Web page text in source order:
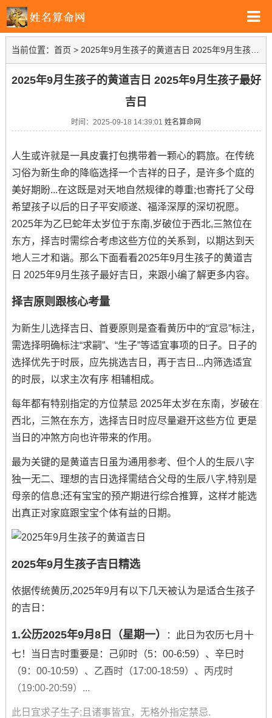
当前位置： 首页 > 2025年9月生孩子的黄道吉日 2025年9月生孩子最好吉日
2025年9月生孩子的黄道吉日 2025年9月生孩子最好
吉日
时间：2025-09-18 14:39:01 姓名算命网
人生或许就是一具皮囊打包携带着一颗心的羁旅。在传统
习俗为新生命的降临选择一个吉祥的日子，是许多个庭的
美好期盼...在这既是对天地自然规律的尊重;也寄托了父母
希望孩子以后的日子平安顺遂、福泽深厚的深切祝愿。
2025年为乙巳蛇年太岁位于东南,岁破位于西北,三煞位在
东方，择吉时需综合考虑这些方位的关系到，以期达到天
地人三才和谐。那么下面看看2025年9月生孩子的黄道吉
日 2025年9月生孩子最好吉日，来跟小编了解更多内容。
择吉原则跟核心考量
为新生儿选择吉日、首要原则是查看黄历中的“宜忌”标注，
需选择明确标注“求嗣”、“生子”等适宜事项的日子。日子的
选择优先于时辰，应先挑选吉日，再于吉日...内筛选适宜
的时辰，以求主次有序 相辅相成。
每年都有特别指定的方位禁忌 2025年太岁在东南，岁破在
西北，三煞在东方，选择吉日时应尽量避开这些方位 更是
当日的冲煞方向也许带来的作用。
最为关键的是黄道吉日虽为通用参考、但个人的生辰八字
独一无二、理想的吉日选择需结合父母的生辰八字,特别是
母亲的信息;还有宝宝的预产期进行综合推算，这样才能选
出真正对家庭跟宝宝个体有益的日期。
2025年9月生孩子吉日精选
依据传统黄历,2025年9月有以下几天被认为是适合生孩子
的吉日：
1.公历2025年9月8日（星期一）
：此日为农历七月十
七！当日吉时重要是：己卯时（5：00-6:59）、辛巳时
（9：00-10:59）、乙酉时（17:00-18:59）、丙戌时
（19:00-20:59）...
此日宜求子生子;且诸事皆宜，无格外指定禁忌.